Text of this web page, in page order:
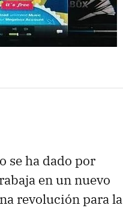
se ha dado por
en un nuevo
revolución para la